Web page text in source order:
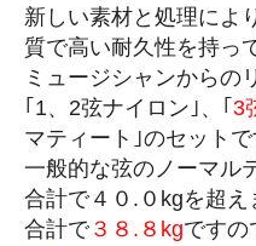
新しい素材と処理によ
質で高い耐久性を持っ
ミュージシャンからの
｢1、2弦ナイロン｣、｢ 3
マティート｣のセットで
一般的な弦のノーマル
合計で４０.０kgを超
合計で３８.８kgですの